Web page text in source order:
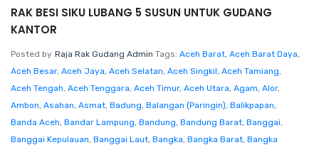
RAK BESI SIKU LUBANG 5 SUSUN UNTUK GUDANG
KANTOR
Posted by Raja Rak Gudang Admin Tags: Aceh Barat, Aceh Barat Daya,
Aceh Besar, Aceh Jaya, Aceh Selatan, Aceh Singkil, Aceh Tamiang,
Aceh Tengah, Aceh Tenggara, Aceh Timur, Aceh Utara, Agam, Alor,
Ambon, Asahan, Asmat, Badung, Balangan (Paringin), Balikpapan,
Banda Aceh, Bandar Lampung, Bandung, Bandung Barat, Banggai,
Banggai Kepulauan, Banggai Laut, Bangka, Bangka Barat, Bangka